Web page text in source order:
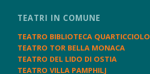
TEATRI IN COMUNE
TEATRO BIBLIOTECA QUARTICCIOLO
TEATRO TOR BELLA MONACA
TEATRO DEL LIDO DI OSTIA
TEATRO VILLA PAMPHILJ